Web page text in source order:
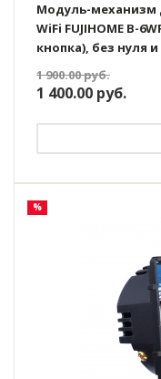
Модуль-механизм
WiFi FUJIHOME B-
кнопка), без нуля
1 900.00руб.
1 400.00 руб.
%